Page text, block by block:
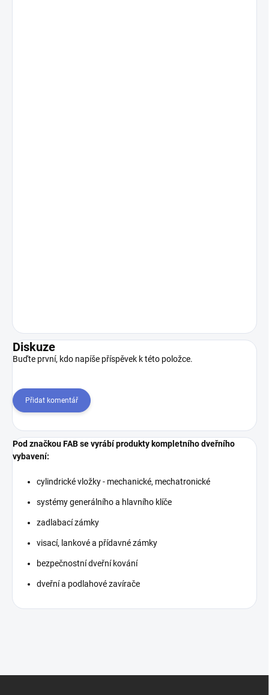
Diskuze
Buďte první, kdo napíše příspěvek k této položce.
Přidat komentář
Pod značkou FAB se vyrábí produkty kompletního dveřního
vybavení:
cylindrické vložky - mechanické, mechatronické
systémy generálního a hlavního klíče
zadlabací zámky
visací, lankové a přídavné zámky
bezpečnostní dveřní kování
dveřní a podlahové zavírače